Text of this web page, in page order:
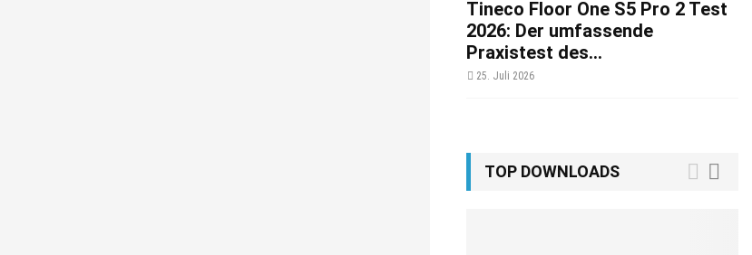
Tineco Floor One S5 Pro 2 Test
2026: Der umfassende
Praxistest des...
25. Juli 2026
TOP DOWNLOADS